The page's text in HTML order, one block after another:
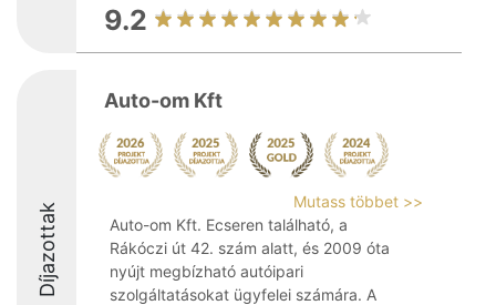
9.2
Díjazottak
Auto-om Kft
Mutass többet >>
Auto-om Kft. Ecseren található, a
Rákóczi út 42. szám alatt, és 2009 óta
nyújt megbízható autóipari
szolgáltatásokat ügyfelei számára. A